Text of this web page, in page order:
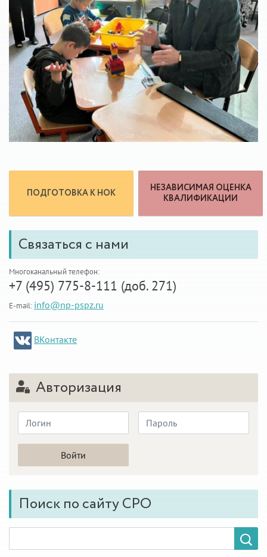
ПОДГОТОВКА К НОК
НЕЗАВИСИМАЯ ОЦЕНКА
КВАЛИФИКАЦИИ
Связаться с нами
Многоканальный телефон:
+7 (495) 775-8-111 (доб. 271)
E-mail: info@np-pspz.ru
ВКонтакте
Авторизация
Поиск по сайту СРО